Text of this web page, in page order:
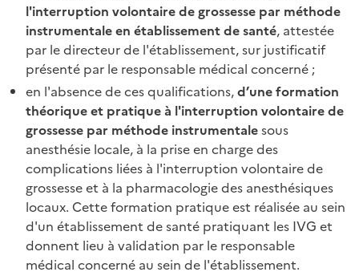
l'interruption volontaire de grossesse par méthode
instrumentale en établissement de santé, attestée
par le directeur de l'établissement, sur justificatif
présenté par le responsable médical concerné ;
en l'absence de ces qualifications,d’une formation
théorique et pratique à l'interruption volontaire de
grossesse par méthode instrumentalesous
anesthésie locale, à la prise en charge des
complications liées à l'interruption volontaire de
grossesse et à la pharmacologie des anesthésiques
locaux. Cette formation pratique est réalisée au sein
d'un établissement de santé pratiquant les IVG et
donnent lieu à validation par le responsable
médical concerné au sein de l'établissement.